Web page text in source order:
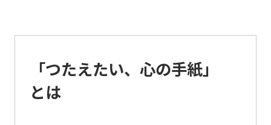
「つたえたい、心の手紙」
とは